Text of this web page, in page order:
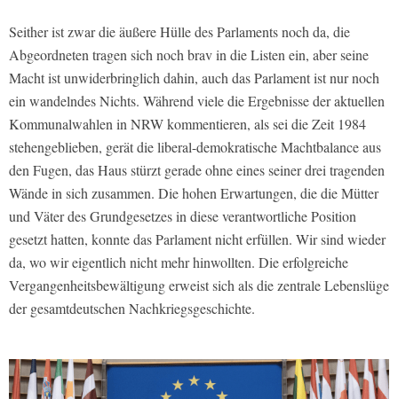
Seither ist zwar die äußere Hülle des Parlaments noch da, die
Abgeordneten tragen sich noch brav in die Listen ein, aber seine
Macht ist unwiderbringlich dahin, auch das Parlament ist nur noch
ein wandelndes Nichts. Während viele die Ergebnisse der aktuellen
Kommunalwahlen in NRW kommentieren, als sei die Zeit 1984
stehengeblieben, gerät die liberal-demokratische Machtbalance aus
den Fugen, das Haus stürzt gerade ohne eines seiner drei tragenden
Wände in sich zusammen. Die hohen Erwartungen, die die Mütter
und Väter des Grundgesetzes in diese verantwortliche Position
gesetzt hatten, konnte das Parlament nicht erfüllen. Wir sind wieder
da, wo wir eigentlich nicht mehr hinwollten. Die erfolgreiche
Vergangenheitsbewältigung erweist sich als die zentrale Lebenslüge
der gesamtdeutschen Nachkriegsgeschichte.